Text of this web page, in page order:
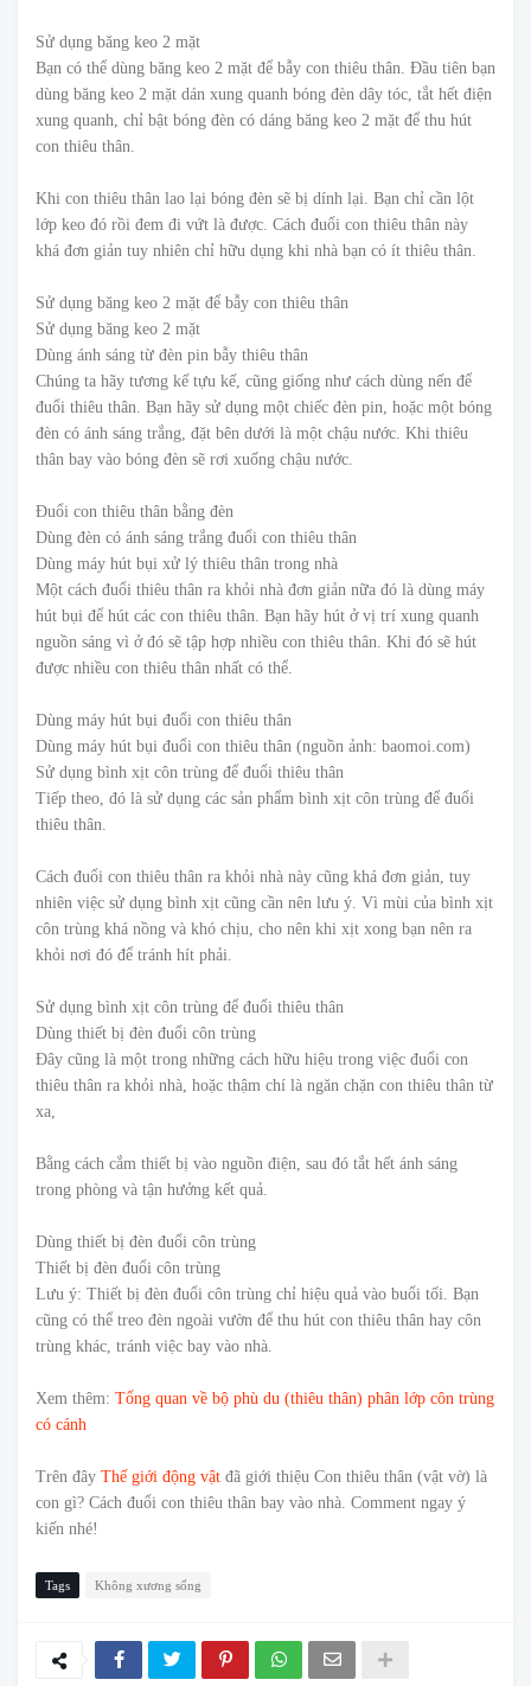
Sử dụng băng keo 2 mặt
Bạn có thể dùng băng keo 2 mặt để bẫy con thiêu thân. Đầu tiên bạn
dùng băng keo 2 mặt dán xung quanh bóng đèn dây tóc, tắt hết điện
xung quanh, chỉ bật bóng đèn có dáng băng keo 2 mặt để thu hút
con thiêu thân.
Khi con thiêu thân lao lại bóng đèn sẽ bị dính lại. Bạn chỉ cần lột
lớp keo đó rồi đem đi vứt là được. Cách đuổi con thiêu thân này
khá đơn giản tuy nhiên chỉ hữu dụng khi nhà bạn có ít thiêu thân.
Sử dụng băng keo 2 mặt để bẫy con thiêu thân
Sử dụng băng keo 2 mặt
Dùng ánh sáng từ đèn pin bẫy thiêu thân
Chúng ta hãy tương kế tựu kế, cũng giống như cách dùng nến để
đuổi thiêu thân. Bạn hãy sử dụng một chiếc đèn pin, hoặc một bóng
đèn có ánh sáng trắng, đặt bên dưới là một chậu nước. Khi thiêu
thân bay vào bóng đèn sẽ rơi xuống chậu nước.
Đuổi con thiêu thân bằng đèn
Dùng đèn có ánh sáng trắng đuổi con thiêu thân
Dùng máy hút bụi xử lý thiêu thân trong nhà
Một cách đuổi thiêu thân ra khỏi nhà đơn giản nữa đó là dùng máy
hút bụi để hút các con thiêu thân. Bạn hãy hút ở vị trí xung quanh
nguồn sáng vì ở đó sẽ tập hợp nhiều con thiêu thân. Khi đó sẽ hút
được nhiều con thiêu thân nhất có thể.
Dùng máy hút bụi đuổi con thiêu thân
Dùng máy hút bụi đuổi con thiêu thân (nguồn ảnh: baomoi.com)
Sử dụng bình xịt côn trùng để đuổi thiêu thân
Tiếp theo, đó là sử dụng các sản phẩm bình xịt côn trùng để đuổi
thiêu thân.
Cách đuổi con thiêu thân ra khỏi nhà này cũng khá đơn giản, tuy
nhiên việc sử dụng bình xịt cũng cần nên lưu ý. Vì mùi của bình xịt
côn trùng khá nồng và khó chịu, cho nên khi xịt xong bạn nên ra
khỏi nơi đó để tránh hít phải.
Sử dụng bình xịt côn trùng để đuổi thiêu thân
Dùng thiết bị đèn đuổi côn trùng
Đây cũng là một trong những cách hữu hiệu trong việc đuổi con
thiêu thân ra khỏi nhà, hoặc thậm chí là ngăn chặn con thiêu thân từ
xa,
Bằng cách cắm thiết bị vào nguồn điện, sau đó tắt hết ánh sáng
trong phòng và tận hưởng kết quả.
Dùng thiết bị đèn đuổi côn trùng
Thiết bị đèn đuổi côn trùng
Lưu ý: Thiết bị đèn đuổi côn trùng chỉ hiệu quả vào buổi tối. Bạn
cũng có thể treo đèn ngoài vườn để thu hút con thiêu thân hay côn
trùng khác, tránh việc bay vào nhà.
Xem thêm: Tổng quan về bộ phù du (thiêu thân) phân lớp côn trùng
có cánh
Trên đây Thế giới động vật đã giới thiệu Con thiêu thân (vật vờ) là
con gì? Cách đuổi con thiêu thân bay vào nhà. Comment ngay ý
kiến nhé!
Tags Không xương sống